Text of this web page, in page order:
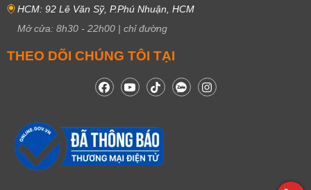
HCM: 92 Lê Văn Sỹ, P.Phú Nhuận, HCM
Mở cửa: 8h30 - 22h00 | chỉ đường
THEO DÕI CHÚNG TÔI TẠI